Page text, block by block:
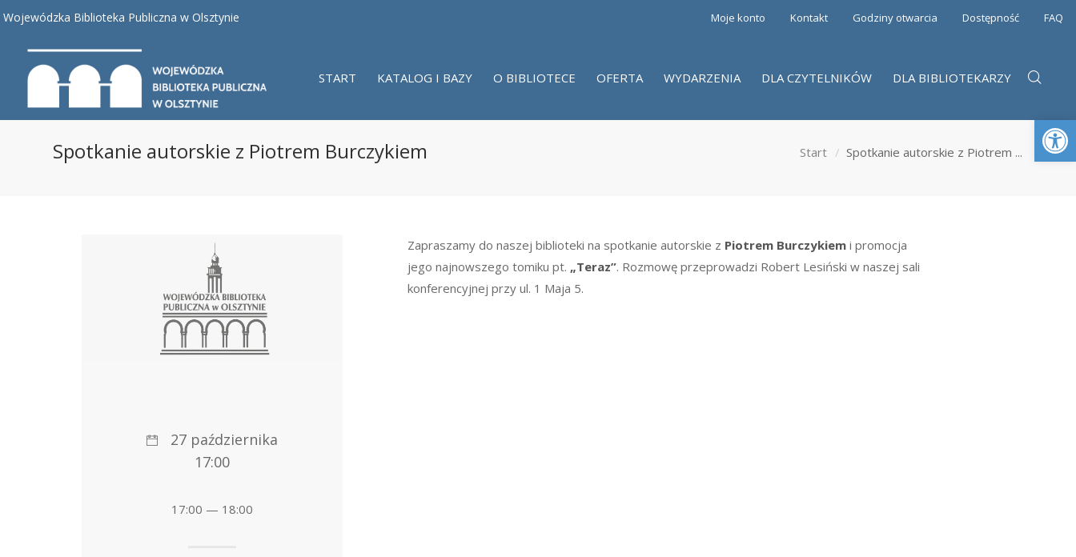
Wojewódzka Biblioteka Publiczna w Olsztynie Moje konto Kontakt Godziny otwarcia Dostępność FAQ
START KATALOG I BAZY O BIBLIOTECE OFERTA WYDARZENIA DLA CZYTELNIKÓW DLA BIBLIOTEKARZY
Spotkanie autorskie z Piotrem Burczykiem Start Spotkanie autorskie z Piotrem ...
Zapraszamy do naszej biblioteki na spotkanie autorskie z Piotrem Burczykiem i promocja
jego najnowszego tomiku pt. „Teraz”. Rozmowę przeprowadzi Robert Lesiński w naszej sali
konferencyjnej przy ul. 1 Maja 5.
27 października
17:00
17:00 — 18:00